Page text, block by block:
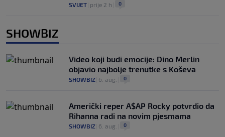
SVIJET prije 2 h 0
SHOWBIZ
Video koji budi emocije: Dino Merlin
objavio najbolje trenutke s Koševa
SHOWBIZ 6. aug. 0
Američki reper A$AP Rocky potvrdio da
Rihanna radi na novim pjesmama
SHOWBIZ 6. aug. 0